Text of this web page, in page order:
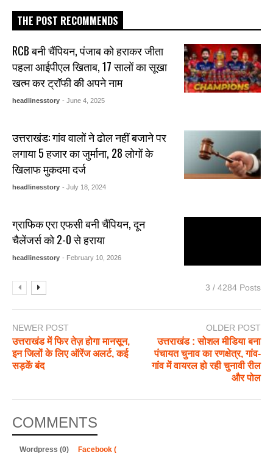
THE POST RECOMMENDS
RCB बनी चैंपियन, पंजाब को हराकर जीता
पहला आईपीएल खिताब, 17 सालों का सूखा
खत्म कर ट्रॉफी की अपने नाम
headlinesstory - June 4, 2025
उत्तराखंड: गांव वालों ने ढोल नहीं बजाने पर
लगाया 5 हजार का जुर्माना, 28 लोगों के
खिलाफ मुकदमा दर्ज
headlinesstory - July 18, 2024
ग्राफिक एरा एफसी बनी चैंपियन, दून
चैलेंजर्स को 2-0 से हराया
headlinesstory - February 10, 2026
3 / 4284 Posts
NEWER POST
उत्तराखंड में फिर तेज़ होगा मानसून,
इन जिलों के लिए ऑरेंज अलर्ट, कई
सड़कें बंद
OLDER POST
उत्तराखंड : सोशल मीडिया बना
पंचायत चुनाव का रणक्षेत्र, गांव-
गांव में वायरल हो रही चुनावी रील
और पोल
COMMENTS
Wordpress (0) Facebook (